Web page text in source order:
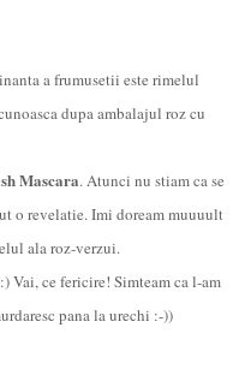
a frumusetii este rimelul
dupa ambalajul roz cu
Mascara. Atunci nu stiam ca se
o revelatie. Imi doream muuuult
ala roz-verzui.
Vai, ce fericire! Simteam ca l-am
pana la urechi :-))